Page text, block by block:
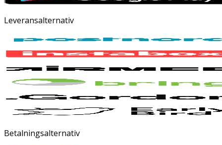
Leveransalternativ
Betalningsalternativ